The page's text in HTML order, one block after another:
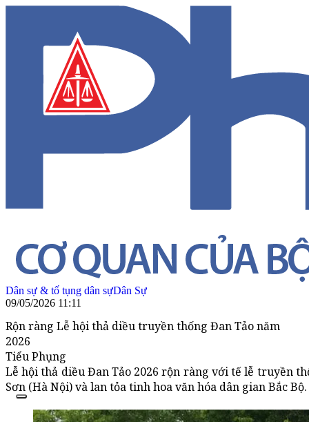
Dân sự & tố tụng dân sựDân Sự
09/05/2026 11:11
Rộn ràng Lễ hội thả diều truyền thống Đan Tảo năm
2026
Tiểu Phụng
Lễ hội thả diều Đan Tảo 2026 rộn ràng với tế lễ truyền
Sơn (Hà Nội) và lan tỏa tinh hoa văn hóa dân gian Bắc Bộ.